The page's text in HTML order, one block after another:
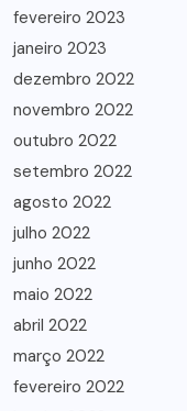
fevereiro 2023
janeiro 2023
dezembro 2022
novembro 2022
outubro 2022
setembro 2022
agosto 2022
julho 2022
junho 2022
maio 2022
abril 2022
março 2022
fevereiro 2022